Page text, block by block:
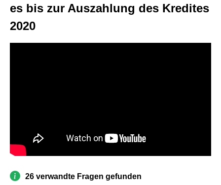
es bis zur Auszahlung des Kredites
2020
26 verwandte Fragen gefunden